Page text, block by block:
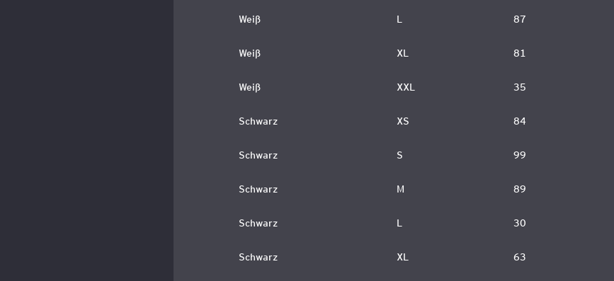
Weiß L 87
Weiß XL 81
Weiß XXL 35
Schwarz XS 84
Schwarz S 99
Schwarz M 89
Schwarz L 30
Schwarz XL 63